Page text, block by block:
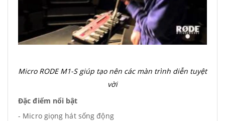
Micro RODE M1-S giúp tạo nên các màn trình diễn tuyệt
vời
Đặc điểm nổi bật
- Micro giọng hát sống động